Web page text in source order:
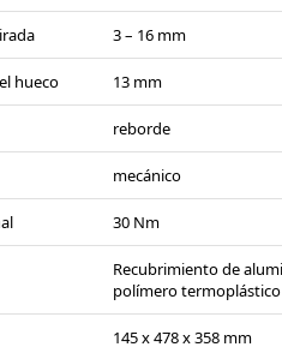
3 – 16 mm
hueco 13 mm
reborde
mecánico
30 Nm
Recubrimiento de
polímero termoplástico
145 x 478 x 358 mm